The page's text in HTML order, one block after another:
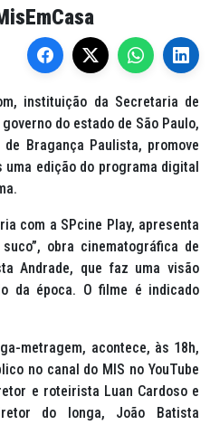
instituição da Secretaria de
do estado de São Paulo,
Bragança Paulista, promove
uma edição do programa digital
com a SPcine Play, apresenta
obra cinematográfica de
Andrade, que faz uma visão
da época. O filme é indicado
metragem, acontece, às 18h,
no canal do MIS no YouTube
e roteirista Luan Cardoso e
do longa, João Batista